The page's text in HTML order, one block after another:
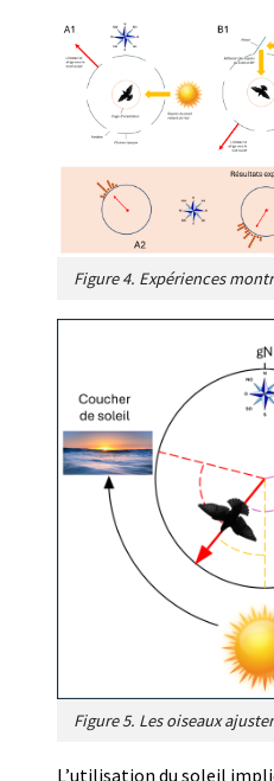
L’utilisation du soleil